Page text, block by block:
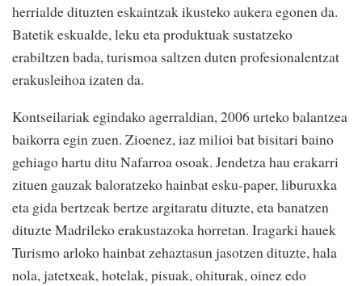
herrialde dituzten eskaintzak ikusteko aukera egonen da.
Batetik eskualde, leku eta produktuak sustatzeko
erabiltzen bada, turismoa saltzen duten profesionalentzat
erakusleihoa izaten da.
Kontseilariak egindako agerraldian, 2006 urteko balantzea
baikorra egin zuen. Zioenez, iaz milioi bat bisitari baino
gehiago hartu ditu Nafarroa osoak. Jendetza hau erakarri
zituen gauzak baloratzeko hainbat esku-paper, liburuxka
eta gida bertzeak bertze argitaratu dituzte, eta banatzen
dituzte Madrileko erakustazoka horretan. Iragarki hauek
Turismo arloko hainbat zehaztasun jasotzen dituzte, hala
nola, jatetxeak, hotelak, pisuak, ohiturak, oinez edo